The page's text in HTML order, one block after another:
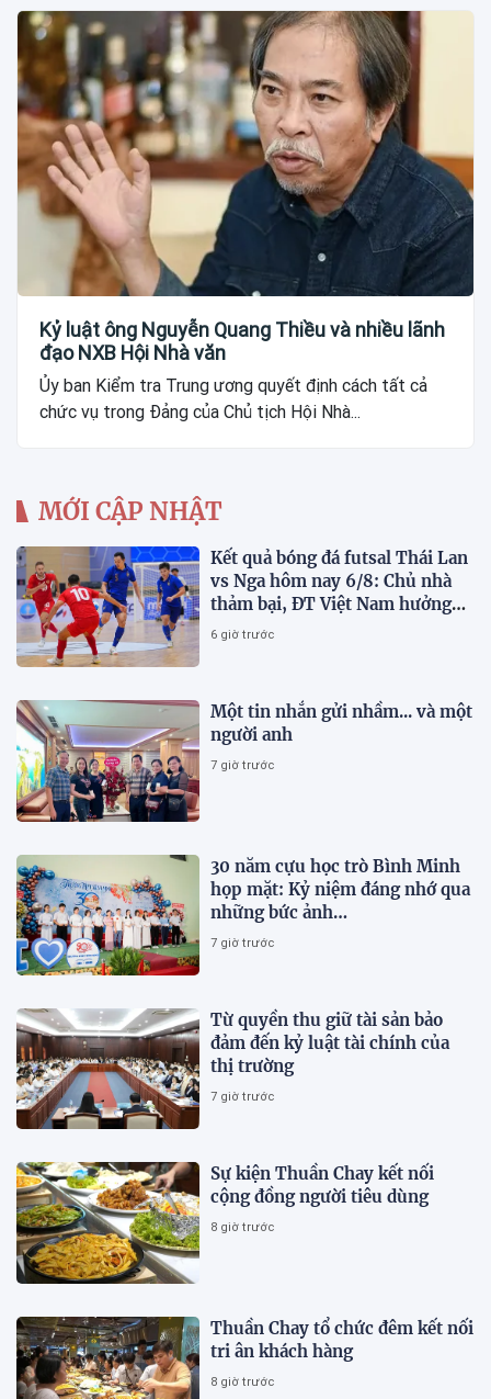
Kỷ luật ông Nguyễn Quang Thiều và nhiều lãnh
đạo NXB Hội Nhà văn
Ủy ban Kiểm tra Trung ương quyết định cách tất cả
chức vụ trong Đảng của Chủ tịch Hội Nhà...
MỚI CẬP NHẬT
Kết quả bóng đá futsal Thái Lan
vs Nga hôm nay 6/8: Chủ nhà
thảm bại, ĐT Việt Nam hưởng
lợi lớn
6 giờ trước
Một tin nhắn gửi nhầm... và một
người anh
7 giờ trước
30 năm cựu học trò Bình Minh
họp mặt: Kỷ niệm đáng nhớ qua
những bức ảnh…
7 giờ trước
Từ quyền thu giữ tài sản bảo
đảm đến kỷ luật tài chính của
thị trường
7 giờ trước
Sự kiện Thuần Chay kết nối
cộng đồng người tiêu dùng
8 giờ trước
Thuần Chay tổ chức đêm kết nối
tri ân khách hàng
8 giờ trước